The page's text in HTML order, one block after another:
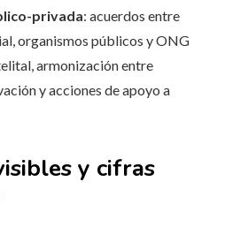
privada: acuerdos entre
organismos públicos y ONG
armonización entre
y acciones de apoyo a
y cifras